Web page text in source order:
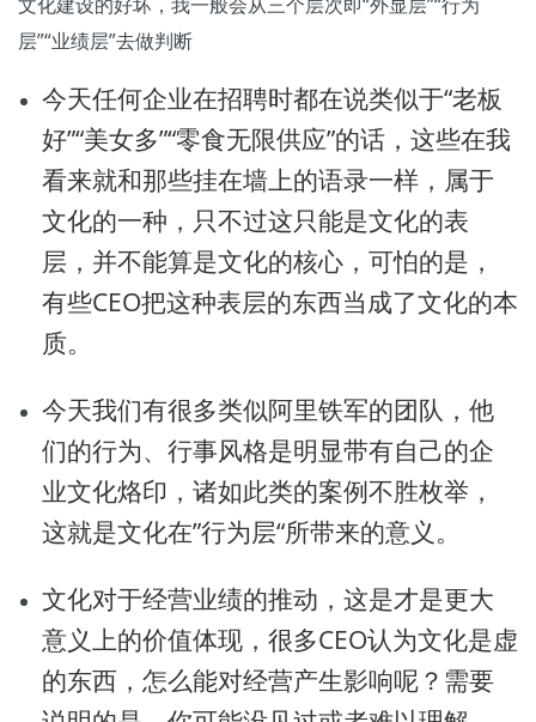
层”“业绩层”去做判断
今天任何企业在招聘时都在说类似于“老板
好”“美女多”“零食无限供应”的话，这些在我
看来就和那些挂在墙上的语录一样，属于
文化的一种，只不过这只能是文化的表
层，并不能算是文化的核心，可怕的是，
有些CEO把这种表层的东西当成了文化的本
质。
今天我们有很多类似阿里铁军的团队，他
们的行为、行事风格是明显带有自己的企
业文化烙印，诸如此类的案例不胜枚举，
这就是文化在”行为层“所带来的意义。
文化对于经营业绩的推动，这是才是更大
意义上的价值体现，很多CEO认为文化是虚
的东西，怎么能对经营产生影响呢？需要